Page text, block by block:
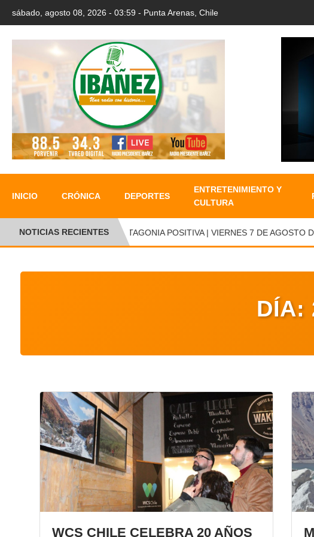
sábado, agosto 08, 2026 - 03:59 - Punta Arenas, Chile
INICIO CRÓNICA DEPORTES
ENTRETENIMIENTO Y
CULTURA
NOTICIAS RECIENTESPATAGONIA POSITIVA | VIERNES 7 DE AGOSTO DE
DÍA:
WCS CHILE CELEBRA 20 AÑOS